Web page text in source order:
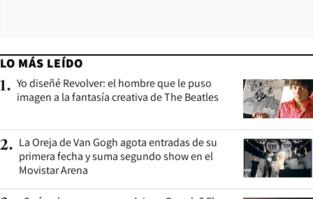
LO MÁS LEÍDO
1. Yo diseñé Revolver: el hombre que le puso
imagen a la fantasía creativa de The Beatles
2. La Oreja de Van Gogh agota entradas de su
primera fecha y suma segundo show en el
Movistar Arena